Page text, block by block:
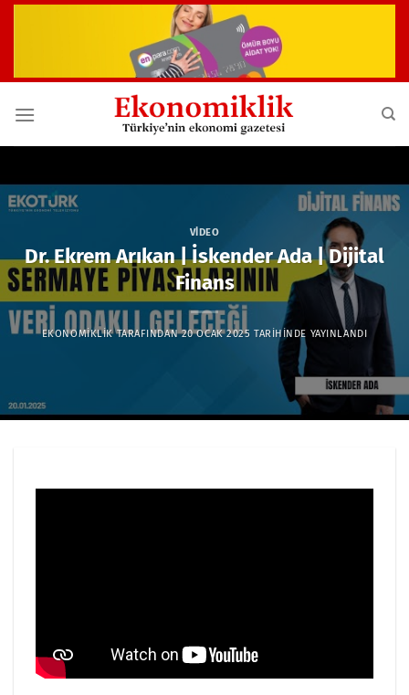
VIDEO
Dr. Ekrem Arıkan | İskender Ada | Dijital
Finans
EKONOMIKLIKTARAFINDAN 20 OCAK 2025 TARIHINDE YAYINLANDI